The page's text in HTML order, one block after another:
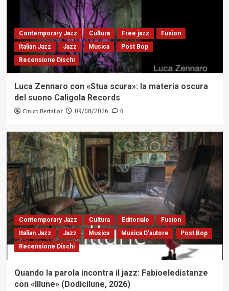
Contemporary Jazz Cultura Free jazz
Fusion
Italian Jazz
Jazz Musica
Post Bop
Recensione Dischi
Luca Zennaro con «Stua scura»: la materia oscura
del suono Caligola Records
Cinico Bertallot 09/08/2026 0
Contemporary Jazz Cultura Editoriale
Fusion
Italian Jazz
Jazz Musica Musica D'autore
Post Bop
Recensione Dischi
Quando la parola incontra il jazz: Fabioeledistanze
con «Illune» (Dodicilune, 2026)